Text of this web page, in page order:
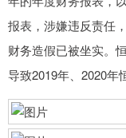
报表，涉嫌违反责任
财务造假已被坐实。
导致2019年、2020年